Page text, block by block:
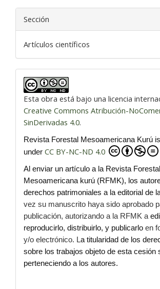
Sección
Artículos científicos
Esta obra está bajo una licencia
Creative Commons Atribución-
SinDerivadas 4.0.
Revista Forestal Mesoamericana Kurú
under CC BY-NC-ND 4.0
Al enviar un artículo a la Revista Forestal
Mesoamericana kurú (RFMK), los
derechos patrimoniales a la editorial de
vez su manuscrito haya sido aprobado
publicación, autorizando a la RFMK a
reproducirlo, distribuirlo, y publicarlo en
y/o electrónico. La titularidad de los
sobre los trabajos objeto de esta cesión
perteneciendo a los autores.